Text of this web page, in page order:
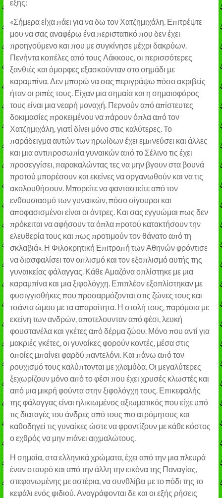
εξής:
«Σήμερα είχα πάει για να δω τον Χατζημιχάλη. Επιτρέψτε
μου να σας αναφέρω ένα περιστατικό που δεν έχει
προηγούμενο και που με συγκίνησε μέχρι δακρύων.
Πενήντα κοπέλες από τους Λάκκους, οι περισσότερες
ξανθιές και όμορφες εξασκούνταν στο σημάδι με
καραμπίνα. Δεν μπορώ να σας περιγράψω πόσο ακριβείς
ήταν οι ριπές τους. Είχαν μια σημαία και η σημαιοφόρος
τους είναι μια νεαρή μοναχή. Περνούν από απίστευτες
δοκιμασίες προκειμένου να πάρουν όπλα από τον
Χατζημιχάλη, γιατί δίνει μόνο στις καλύτερες. Το
παράδειγμα αυτών των ηρωίδων έχει εμπνεύσει και άλλες
και μια αντιπροσωπία γυναικών από το Σέλινο τις έχει
προσεγγίσει, παρακαλώντας τες να μην βγουν στα βουνά
προτού μπορέσουν και εκείνες να οργανωθούν και να τις
ακολουθήσουν. Μπορείτε να φανταστείτε από τον
ενθουσιασμό των γυναικών, πόσο σίγουροι και
αποφασισμένοι είναι οι άντρες. Και σας εγγυώμαι πως δεν
πρόκειται να αφήσουν τα όπλα προτού κατακτήσουν την
ελευθερία τους και πως προτιμούν τον θάνατο από τη
σκλαβιά». Η Φιλοκρητική Επιτροπή των Αθηνών φρόντισε
να διασφαλίσει τον οπλισμό και τον εξοπλισμό αυτής της
γυναικείας φάλαγγας. Κάθε Αμαζόνα οπλίστηκε με μια
καραμπίνα και μια ξιφολόγχη. Επιπλέον εξοπλίστηκαν με
φυσιγγιοθήκες που προσαρμόζονται στις ζώνες τους και
τσάντα ώμου με τα απαραίτητα. Η στολή τους, παρόμοια με
εκείνη των ανδρών, αποτελουνταν από φέσι, λευκή
φουστανέλα και γκέτες από δέρμα ζώου. Μόνο που αντί για
μακριές γκέτες, οι γυναίκες φορούν κοντές, μέσα στις
οποίες μπαίνει φαρδύ παντελόνι. Και πάνω από τον
ρουχισμό τους καλύπτονται με χλαμύδα. Οι μεγαλύτερες
ξεχωρίζουν μόνο από το φέσι που έχει χρυσές κλωστές και
από μια μικρή φούντα στην ξιφολόγχη τους. Επικεφαλής
της φάλαγγας είναι ηλικιωμένος αξιωματικός που είχε υπό
τις διαταγές του άνδρες από τους πιο ατρόμητους και
καθοδηγεί τις γυναίκες ώστε να φροντίζουν με κάθε κόστος
ο εχθρός να μην πιάνει αιχμαλώτους.
Η σημαία, στα ελληνικά χρώματα, έχει από την μια πλευρά
έναν σταυρό και από την άλλη την εικόνα της Παναγίας,
στεφανωμένης με αστέρια, να συνθλίβει με το πόδι της το
κεφάλι ενός φιδιού. Αναγράφονται δε και οι εξής ρήσεις